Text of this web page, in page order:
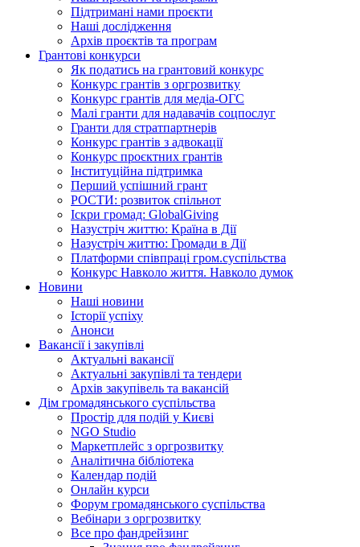
Підтримані нами проєкти
Наші дослідження
Архів проєктів та програм
Грантові конкурси
Як податись на грантовий конкурс
Конкурс грантів з оргрозвитку
Конкурс грантів для медіа-ОГС
Малі гранти для надавачів соцпослуг
Гранти для стратпартнерів
Конкурс грантів з адвокації
Конкурс проєктних грантів
Інституційна підтримка
Перший успішний грант
РОСТИ: розвиток спільнот
Іскри громад: GlobalGiving
Назустріч життю: Країна в Дії
Назустріч життю: Громади в Дії
Платформи співпраці гром.суспільства
Конкурс Навколо життя. Навколо думок
Новини
Наші новини
Історії успіху
Анонси
Вакансії і закупівлі
Актуальні вакансії
Актуальні закупівлі та тендери
Архів закупівель та вакансій
Дім громадянського суспільства
Простір для подій у Києві
NGO Studio
Маркетплейс з оргрозвитку
Аналітична бібліотека
Календар подій
Онлайн курси
Форум громадянського суспільства
Вебінари з оргрозвитку
Все про фандрейзинг